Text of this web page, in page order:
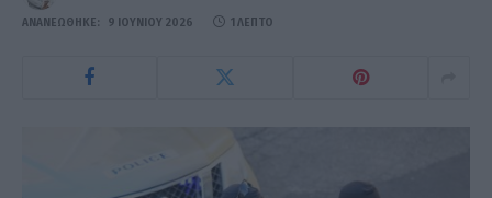
ΑΝΑΝΕΏΘΗΚΕ: 9 ΙΟΥΝΊΟΥ 2026 1 ΛΕΠΤΌ